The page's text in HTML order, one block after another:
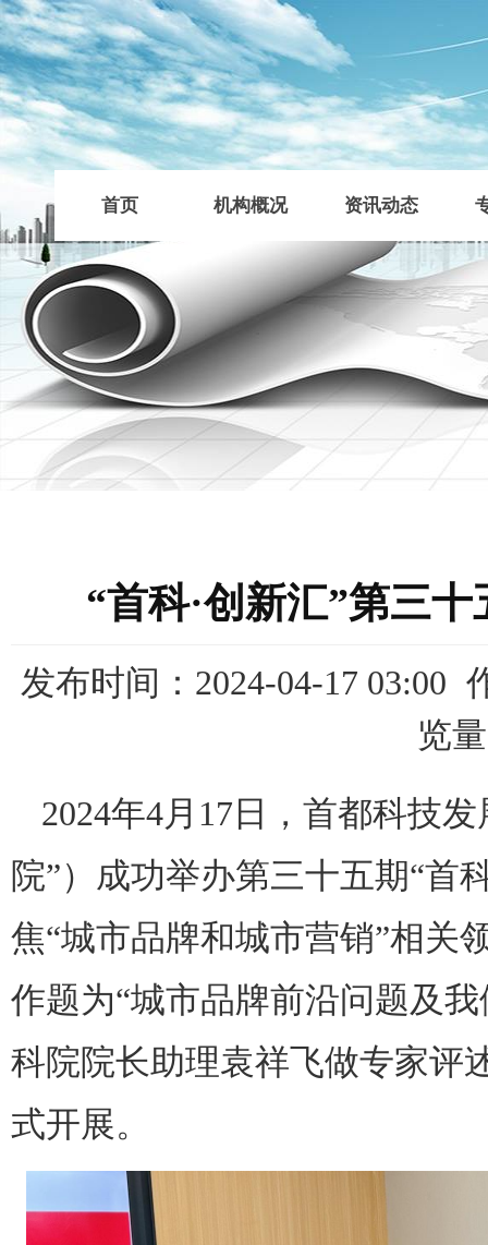
首页 机构概况 资讯动态
“首科·创新汇”第三
发布时间：2024-04-17 03:00
览
2024年4月 17 日，首都科技
院”）成功举办第三十五期“首
焦“城市品牌和城市营销”相关
作题为“城市品牌前沿问题及
科院院长助理袁祥飞做专家评
式开展。